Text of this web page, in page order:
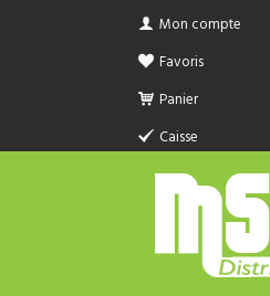
Mon compte
Favoris
Panier
Caisse